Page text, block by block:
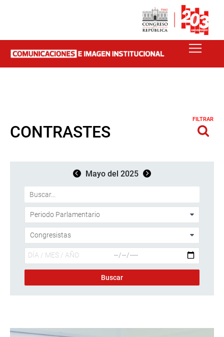
CONTRASTES
FILTRAR
Mayo del 2025